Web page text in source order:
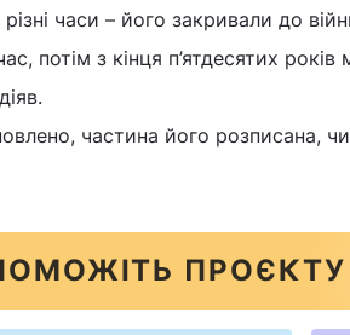
часи – його закривали до
потім з кінця п’ятдесятих
частина його розписана,
ПРОЄКТУ